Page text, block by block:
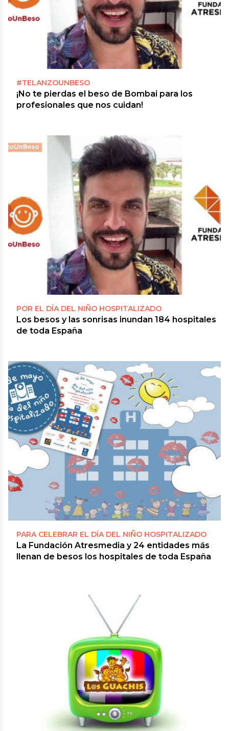
#TELANZOUNBESO
¡No te pierdas el beso de Bombai para los
profesionales que nos cuidan!
POR EL DÍA DEL NIÑO HOSPITALIZADO
Los besos y las sonrisas inundan 184 hospitales
de toda España
PARA CELEBRAR EL DÍA DEL NIÑO HOSPITALIZADO
La Fundación Atresmedia y 24 entidades más
llenan de besos los hospitales de toda España